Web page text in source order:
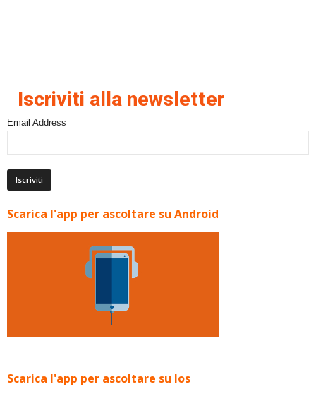
Iscriviti alla newsletter
Email Address
Scarica l'app per ascoltare su Android
Scarica l'app per ascoltare su Ios